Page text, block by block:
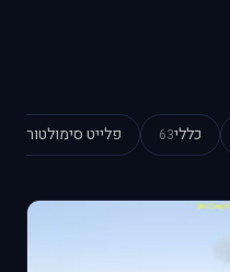
כללי63 פלייט סימולטור